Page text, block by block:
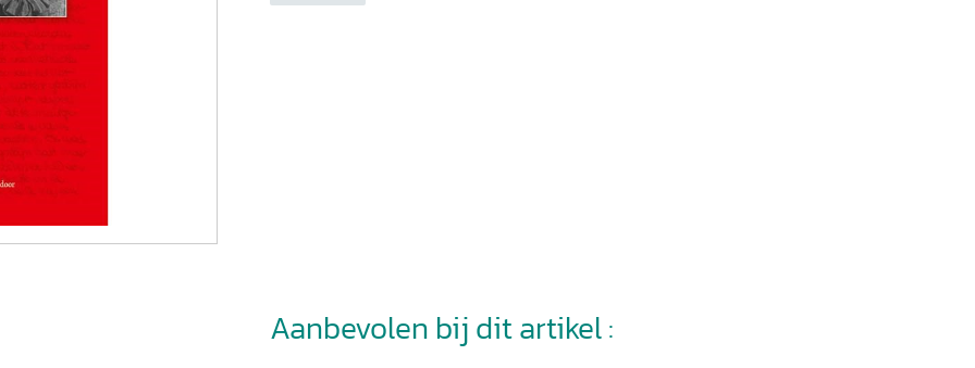
Aanbevolen bij dit artikel :